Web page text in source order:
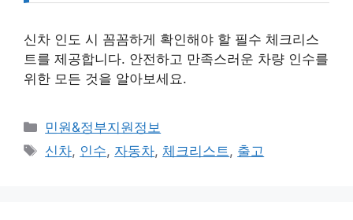
신차 인도 시 꼼꼼하게 확인해야 할 필수 체크리스
트를 제공합니다. 안전하고 만족스러운 차량 인수를
위한 모든 것을 알아보세요.
카
테
민원&정부지원정보
태
신차, 인수, 자동차,체크리스트, 출고